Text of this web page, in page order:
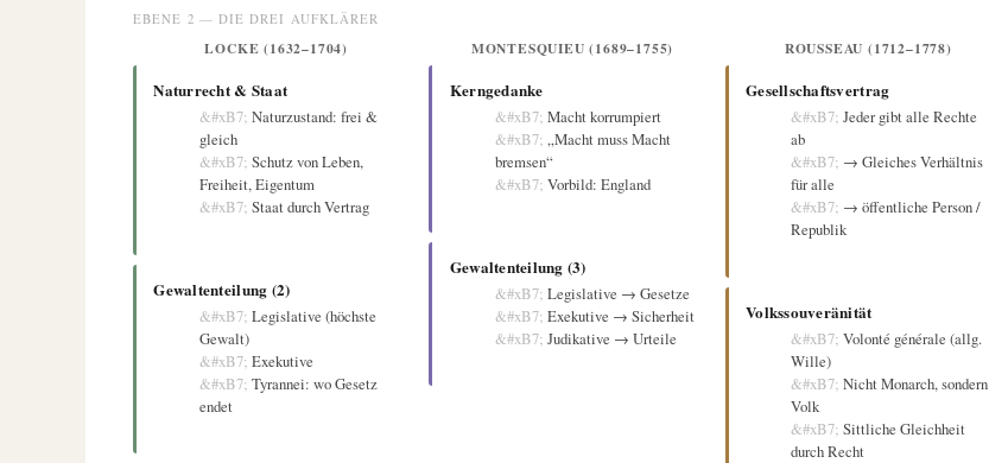
EBENE 2 — DIE DREI AUFKLÄRER
LOCKE (1632–1704)
Naturrecht & Staat
Naturzustand: frei &
gleich
Schutz von Leben,
Freiheit, Eigentum
Staat durch Vertrag
Gewaltenteilung (2)
Legislative (höchste
Gewalt)
Exekutive
Tyrannei: wo Gesetz
endet
MONTESQUIEU (1689–1755)
Kerngedanke
Macht korrumpiert
„Macht muss Macht
bremsen“
Vorbild: England
Gewaltenteilung (3)
Legislative → Gesetze
Exekutive → Sicherheit
Judikative → Urteile
ROUSSEAU (1712–1778)
Gesellschaftsvertrag
Jeder gibt alle Rechte
ab
→ Gleiches Verhältnis
für alle
→ öffentliche Person /
Republik
Volkssouveränität
Volonté générale (allg.
Wille)
Nicht Monarch, sondern
Volk
Sittliche Gleichheit
durch Recht